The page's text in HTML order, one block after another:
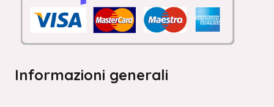
Informazioni generali